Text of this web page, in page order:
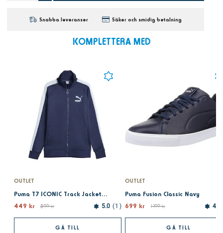
Snabba leveranser Säker och smidig betalning
KOMPLETTERA MED
OUTLET
Puma T7 ICONIC Track Jacket (s) PT Persian Bl
449 kr
899 kr 5.0 1
GÅ TILL
OUTLET
Puma Fusion Classic Navy
699 kr
1 199 kr 4.5
GÅ TILL